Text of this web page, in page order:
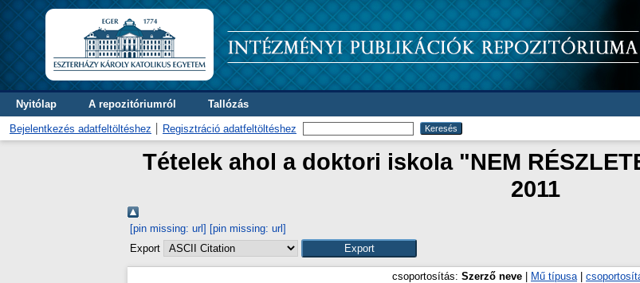
Nyitólap A repozitóriumról Tallózás
Bejelentkezés adatfeltöltéshez Regisztráció adatfeltöltéshez
Tételek ahol a doktori iskola "NEM
2011
[pin missing: url] [pin missing: url]
Export
csoportosítás: Szerző neve Mű típusa|